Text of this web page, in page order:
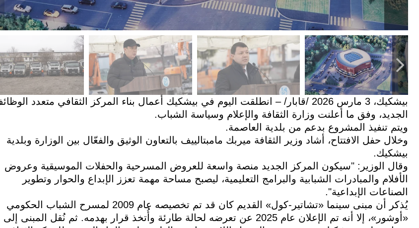
بيشكيك، 3 مارس 2026 /قابار/ – انطلقت اليوم في بيشكيك أعمال بناء المركز الثقافي متعدد
الجديد، وفق ما أعلنت وزارة الثقافة والإعلام وسياسة الشباب.
ويتم تنفيذ المشروع بدعم من بلدية العاصمة.
وخلال حفل الافتتاح، أشاد وزير الثقافة ميربك مامبتالييف بالتعاون الوثيق والفعّال بين الوزارة وبلدية
بيشكيك.
وقال الوزير: "سيكون المركز الجديد منصة واسعة للعروض المسرحية والحفلات الموسيقية وعروض
الأفلام والمبادرات الشبابية والبرامج التعليمية، ليصبح مساحة مهمة تعزز الإبداع والحوار وتطوير
الصناعات الإبداعية".
يُذكر أن مبنى سينما «تشاتير-كول» القديم كان قد تم تخصيصه عام 2009 لمسرح الشباب الحكومي
«أوشور»، إلا أنه تم الإعلان عام 2025 عن تعرضه لحالة طارئة وأُتخذ قرار بهدمه. ثم نُقل المبنى إلى